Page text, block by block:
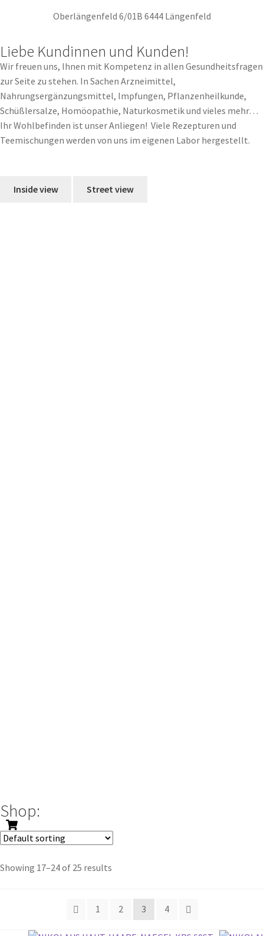
Oberlängenfeld 6/01B 6444 Längenfeld
Liebe Kundinnen und Kunden!
Wir freuen uns, Ihnen mit Kompetenz in allen Gesundheitsfragen
zur Seite zu stehen. In Sachen Arzneimittel,
Nahrungsergänzungsmittel, Impfungen, Pflanzenheilkunde,
Schüßlersalze, Homöopathie, Naturkosmetik und vieles mehr…
Ihr Wohlbefinden ist unser Anliegen! Viele Rezepturen und
Teemischungen werden von uns im eigenen Labor hergestellt.
Inside view Street view
Shop:
Showing 17–24 of 25 results
1 2 3 4